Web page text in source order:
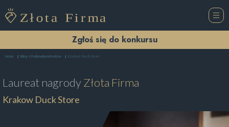
Zgłoś się do konkursu
Home Sklep z Podarunkami Kraków Krakow Duck Store
Laureat nagrodyZłota Firma
Krakow Duck Store